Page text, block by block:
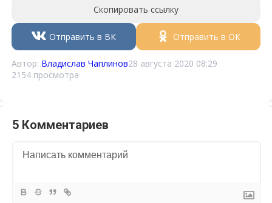
Скопировать ссылку
Отправить в ВК Отправить в ОК
Автор: Владислав Чаплинов28 августа 2020 08:29
2154 просмотра
5 Комментариев